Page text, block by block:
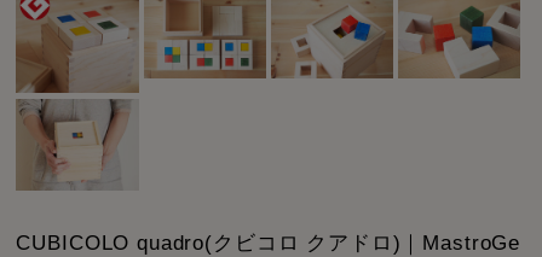
CUBICOLO quadro(クビコロ クアドロ)｜MastroGe